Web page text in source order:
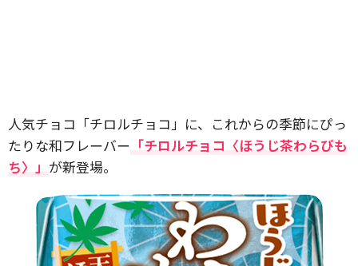
人気チョコ「チロルチョコ」に、これからの季節にぴっ
たりな和フレーバー 「チロルチョコ〈ほうじ茶わらびも
ち〉」 が新登場。